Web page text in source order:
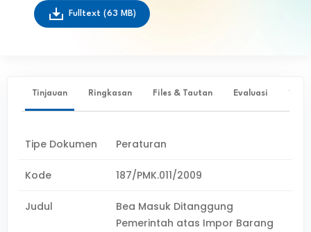
Fulltext (63 MB)
Tinjauan Ringkasan Files & Tautan Evaluasi ✨
Tipe Dokumen Peraturan
Kode 187/PMK.011/2009
Judul
Bea Masuk Ditanggung
Pemerintah atas Impor Barang